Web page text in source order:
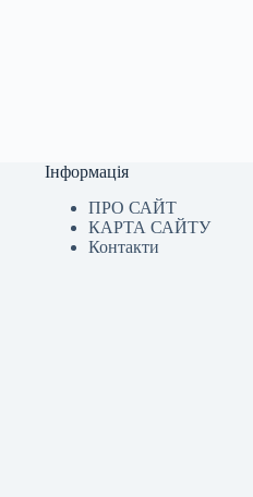
Інформація
ПРО САЙТ
КАРТА САЙТУ
Контакти